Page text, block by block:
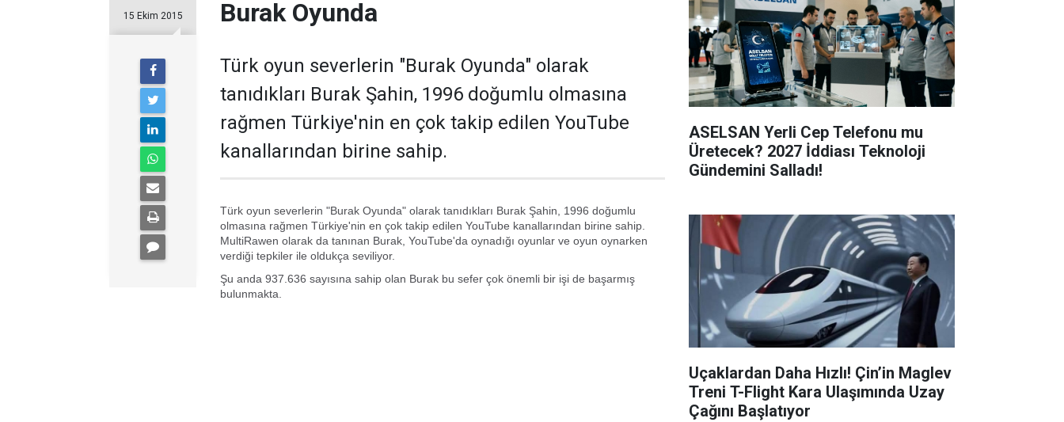
15 Ekim 2015
Burak Oyunda
Türk oyun severlerin "Burak Oyunda" olarak
tanıdıkları Burak Şahin, 1996 doğumlu olmasına
rağmen Türkiye'nin en çok takip edilen YouTube
kanallarından birine sahip.
Türk oyun severlerin "Burak Oyunda" olarak tanıdıkları Burak Şahin, 1996 doğumlu
olmasına rağmen Türkiye'nin en çok takip edilen YouTube kanallarından birine sahip.
MultiRawen olarak da tanınan Burak, YouTube'da oynadığı oyunlar ve oyun oynarken
verdiği tepkiler ile oldukça seviliyor.
Şu anda 937.636 sayısına sahip olan Burak bu sefer çok önemli bir işi de başarmış
bulunmakta.
ASELSAN Yerli Cep Telefonu mu
Üretecek? 2027 İddiası Teknoloji
Gündemini Salladı!
Uçaklardan Daha Hızlı! Çin’in Maglev
Treni T-Flight Kara Ulaşımında Uzay
Çağını Başlatıyor